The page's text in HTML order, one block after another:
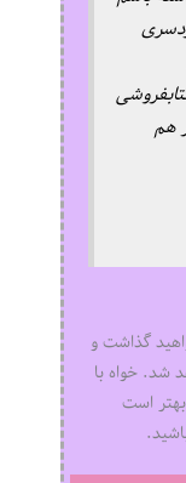
هم
گذاشت و
شد. خواه با
است